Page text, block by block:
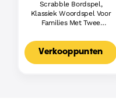
Scrabble Bordspel,
Klassiek Woordspel Voor
Families Met Twee
Voor 2-4 Spelers,
Nederlandse Editie
Verkooppunten